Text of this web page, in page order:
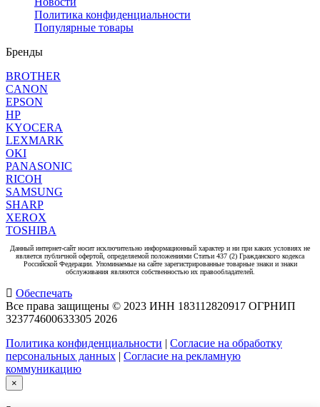
Политика конфиденциальности
Популярные товары
Бренды
BROTHER
CANON
EPSON
HP
KYOCERA
LEXMARK
OKI
PANASONIC
RICOH
SAMSUNG
SHARP
XEROX
TOSHIBA
Данный интернет-сайт носит исключительно информационный характер и ни при каких условиях не
является публичной офертой, определяемой положениями Статьи 437 (2) Гражданского кодекса
Российской Федерации. Упоминаемые на сайте зарегистрированные товарные знаки и знаки
обслуживания являются собственностью их правообладателей.
Обеспечать
Все права защищены © 2023 ИНН 183112820917 ОГРНИП
323774600633305 2026
Политика конфиденциальности | Согласие на обработку
персональных данных | Согласие на рекламную
коммуникацию
×